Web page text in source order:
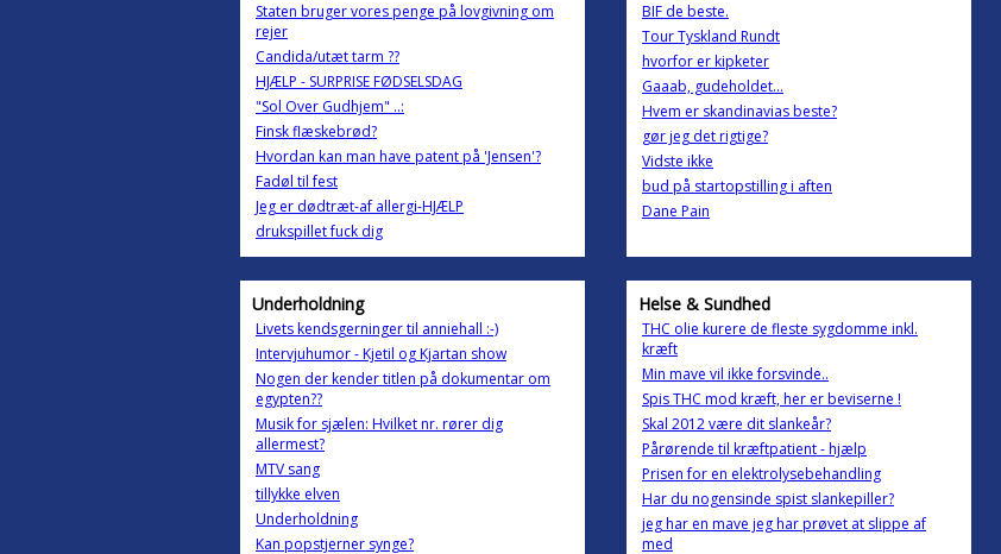
Staten bruger vores penge på lovgivning om
rejer
Candida/utæt tarm ??
HJÆLP - SURPRISE FØDSELSDAG
"Sol Over Gudhjem" ..:
Finsk flæskebrød?
Hvordan kan man have patent på 'Jensen'?
Fadøl til fest
Jeg er dødtræt-af allergi-HJÆLP
drukspillet fuck dig
BIF de beste.
Tour Tyskland Rundt
hvorfor er kipketer
Gaaab, gudeholdet...
Hvem er skandinavias beste?
gør jeg det rigtige?
Vidste ikke
bud på startopstilling i aften
Dane Pain
Underholdning
Livets kendsgerninger til anniehall :-)
Intervjuhumor - Kjetil og Kjartan show
Nogen der kender titlen på dokumentar om
egypten??
Musik for sjælen: Hvilket nr. rører dig
allermest?
MTV sang
tillykke elven
Underholdning
Kan popstjerner synge?
Helse & Sundhed
THC olie kurere de fleste sygdomme inkl.
kræft
Min mave vil ikke forsvinde..
Spis THC mod kræft, her er beviserne !
Skal 2012 være dit slankeår?
Pårørende til kræftpatient - hjælp
Prisen for en elektrolysebehandling
Har du nogensinde spist slankepiller?
jeg har en mave jeg har prøvet at slippe af
med